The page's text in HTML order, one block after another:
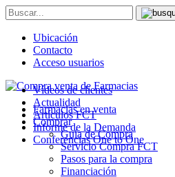
Ubicación
Contacto
Acceso usuarios
Farmacias en venta
Comprar
Guía de Compra
Servicio Compra FCT
Pasos para la compra
Financiación
Vídeos de clientes
Actualidad
Artículos FCT
Informe de la Demanda
Conferencias One to One